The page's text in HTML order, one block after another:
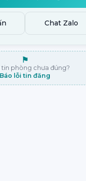
Chat Zalo
⚑
tin phòng chưa đúng?
Báo lỗi tin đăng